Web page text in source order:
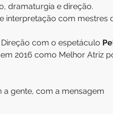
dramaturgia e direção.
interpretação com mestres
com o espetáculo
2016 como Melhor Atriz
a gente, com a mensagem